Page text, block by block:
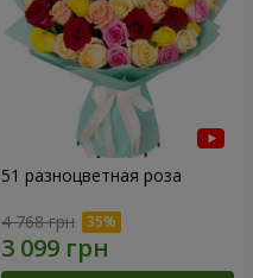
51 разноцветная роза
4 768 грн